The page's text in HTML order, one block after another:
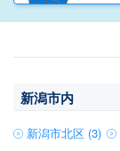
新潟市内
新潟市北区 (3)